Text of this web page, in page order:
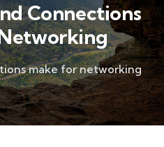
Connections
make for networking